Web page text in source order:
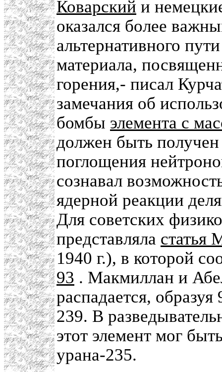
Коварский и
оказался более
альтернативного
материала,
горения,- писал
замечания об
бомбы элемента с
должен быть получен
поглощения
сознавал
ядерной реакции
Для советских
представляла статья
1940 г.), в которой
93 . Макмиллан и
распадается,
239. В
этот элемент мог
урана-235.